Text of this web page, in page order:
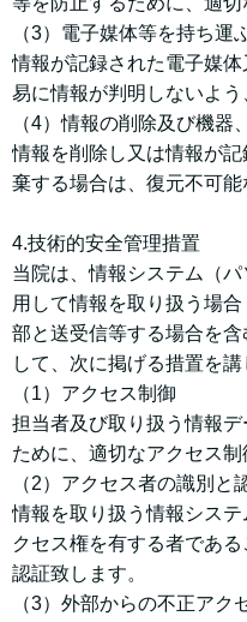
（3）電子媒体等を持ち運
情報が記録された電子媒
易に情報が判明しないよう
（4）情報の削除及び機器
情報を削除し又は情報が
棄する場合は、復元不可能
4.技術的安全管理措置
当院は、情報システム（
用して情報を取り扱う場
部と送受信等する場合を
して、次に掲げる措置を講
（1）アクセス制御
担当者及び取り扱う情報
ために、適切なアクセス制
（2）アクセス者の識別と
情報を取り扱う情報シス
クセス権を有する者であ
認証致します。
（3）外部からの不正アク